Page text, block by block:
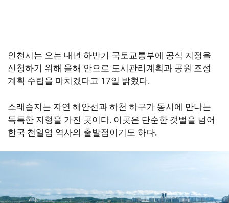
인천시는 오는 내년 하반기 국토교통부에 공식 지정을
신청하기 위해 올해 안으로 도시관리계획과 공원 조성
계획 수립을 마치겠다고 17일 밝혔다.
소래습지는 자연 해안선과 하천 하구가 동시에 만나는
독특한 지형을 가진 곳이다. 이곳은 단순한 갯벌을 넘어
한국 천일염 역사의 출발점이기도 하다.